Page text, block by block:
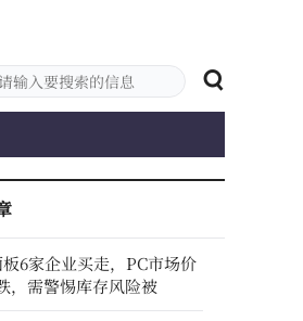
6家企业买走，PC市场价
，需警惕库存风险被